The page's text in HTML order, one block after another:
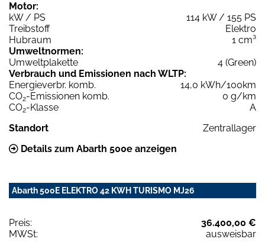
Motor:
kW / PS
114 kW / 155 PS
Treibstoff
Elektro
Hubraum
1 cm³
Umweltnormen:
Umweltplakette
4 (Green)
Verbrauch und Emissionen nach WLTP:
Energieverbr. komb.
14,0 kWh/100km
CO2-Emissionen komb.
0 g/km
CO2-Klasse
A
Standort
Zentrallager
Details zum Abarth 500e anzeigen
Abarth 500E ELEKTRO 42 KWH TURISMO MJ26
Preis:
36.400,00 €
MWSt:
ausweisbar